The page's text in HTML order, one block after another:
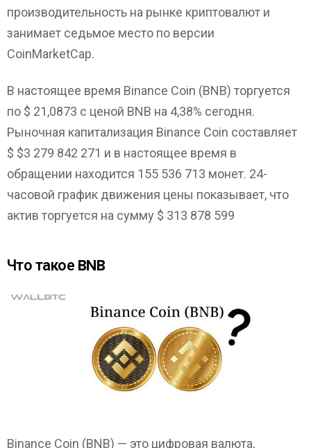
производительность на рынке криптовалют и
занимает седьмое место по версии
CoinMarketCap.
В настоящее время Binance Coin (BNB) торгуется
по $ 21,0873 с ценой BNB на 4,38% сегодня.
Рыночная капитализация Binance Coin составляет
$ $3 279 842 271 и в настоящее время в
обращении находится 155 536 713 монет. 24-
часовой график движения цены показывает, что
актив торгуется на сумму $ 313 878 599
Что такое BNB
Binance Coin (BNB) — это цифровая валюта,